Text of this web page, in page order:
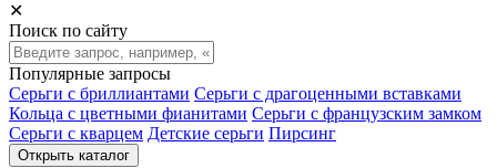
✕
Поиск по сайту
Популярные запросы
Серьги с бриллиантами Серьги с драгоценными вставками
Кольца с цветными фианитами Серьги с французским замком
Серьги с кварцем Детские серьги Пирсинг
Открыть каталог